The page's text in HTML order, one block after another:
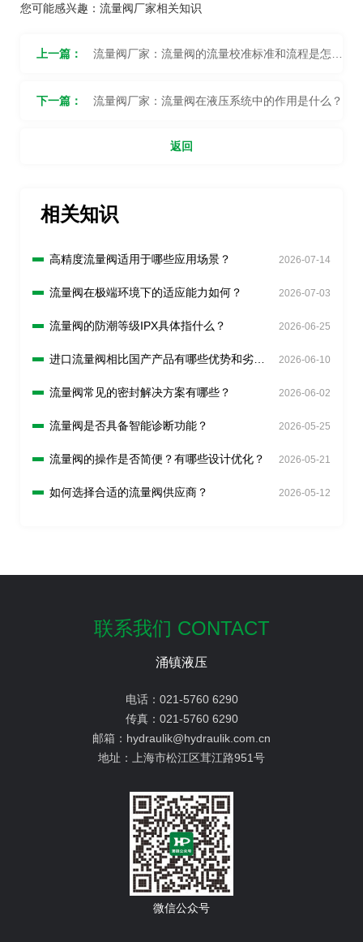
您可能感兴趣： 流量阀厂家相关知识
上一篇： 流量阀厂家：流量阀的流量校准标准和流程是怎样
的？
下一篇： 流量阀厂家：流量阀在液压系统中的作用是什么？
返回
相关知识
高精度流量阀适用于哪些应用场景？ 2026-07-14
流量阀在极端环境下的适应能力如何？ 2026-07-03
流量阀的防潮等级IPX具体指什么？ 2026-06-25
进口流量阀相比国产产品有哪些优势和劣
2026-06-10
流量阀常见的密封解决方案有哪些？ 2026-06-02
流量阀是否具备智能诊断功能？ 2026-05-25
流量阀的操作是否简便？有哪些设计优化？ 2026-05-21
如何选择合适的流量阀供应商？ 2026-05-12
联系我们 CONTACT
涌镇液压
电话： 021-5760 6290
传真： 021-5760 6290
邮箱： hydraulik@hydraulik.com.cn
地址：
上海市松江区茸江路951号
微信公众号